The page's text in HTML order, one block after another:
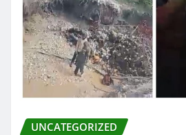
UNCATEGORIZED